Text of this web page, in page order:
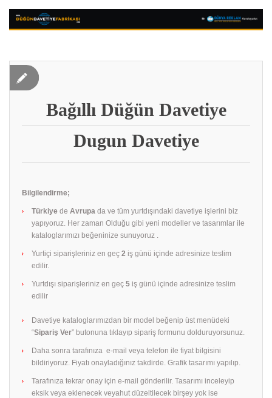
Bağıllı Düğün Davetiye
Dugun Davetiye
Bilgilendirme;
Türkiye de Avrupa da ve tüm yurtdışındaki davetiye işlerini biz
yapıyoruz. Her zaman Olduğu gibi yeni modeller ve tasarımlar ile
kataloglarımızı beğeninize sunuyoruz .
Yurtiçi siparişleriniz en geç 2 iş günü içinde adresinize teslim
edilir.
Yurtdışı siparişleriniz en geç 5 iş günü içinde adresinize teslim
edilir
Davetiye kataloglarımızdan bir model beğenip üst menüdeki
“Sipariş Ver” butonuna tıklayıp sipariş formunu dolduruyorsunuz.
Daha sonra tarafınıza e-mail veya telefon ile fiyat bilgisini
bildiriyoruz. Fiyatı onayladığınız takdirde. Grafik tasarımı yapılıp.
Tarafınıza tekrar onay için e-mail gönderilir. Tasarımı inceleyip
eksik veya eklenecek veyahut düzeltilecek birşey yok ise